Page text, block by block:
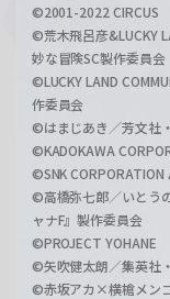
©2001-2022 CIRCUS
©荒木飛呂彦&LUCKY
妙な冒険SC製作委員会
©LUCKY LAND
作委員会
©はまじあき／芳文社
©KADOKAWA
©SNK CORPORATION
©高橋弥七郎／いとう
ャナF』製作委員会
©PROJECT YOHANE
©矢吹健太朗／集英社
©赤坂アカ×横槍メン